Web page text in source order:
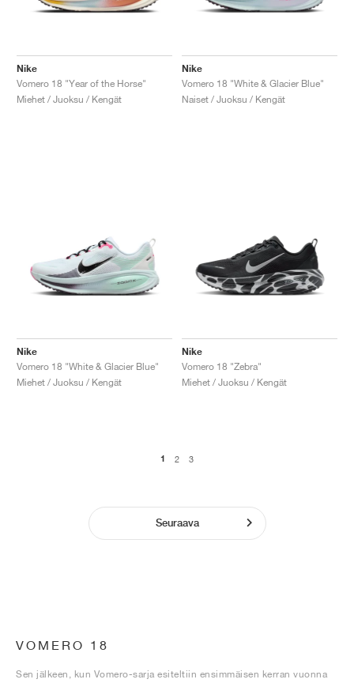
Nike
Vomero 18 "Year of the Horse"
Miehet / Juoksu / Kengät
Nike
Vomero 18 "White & Glacier Blue"
Naiset / Juoksu / Kengät
Nike
Vomero 18 "White & Glacier Blue"
Miehet / Juoksu / Kengät
Nike
Vomero 18 "Zebra"
Miehet / Juoksu / Kengät
1 2 3
Seuraava
VOMERO 18
Sen jälkeen, kun Vomero-sarja esiteltiin ensimmäisen kerran vuonna